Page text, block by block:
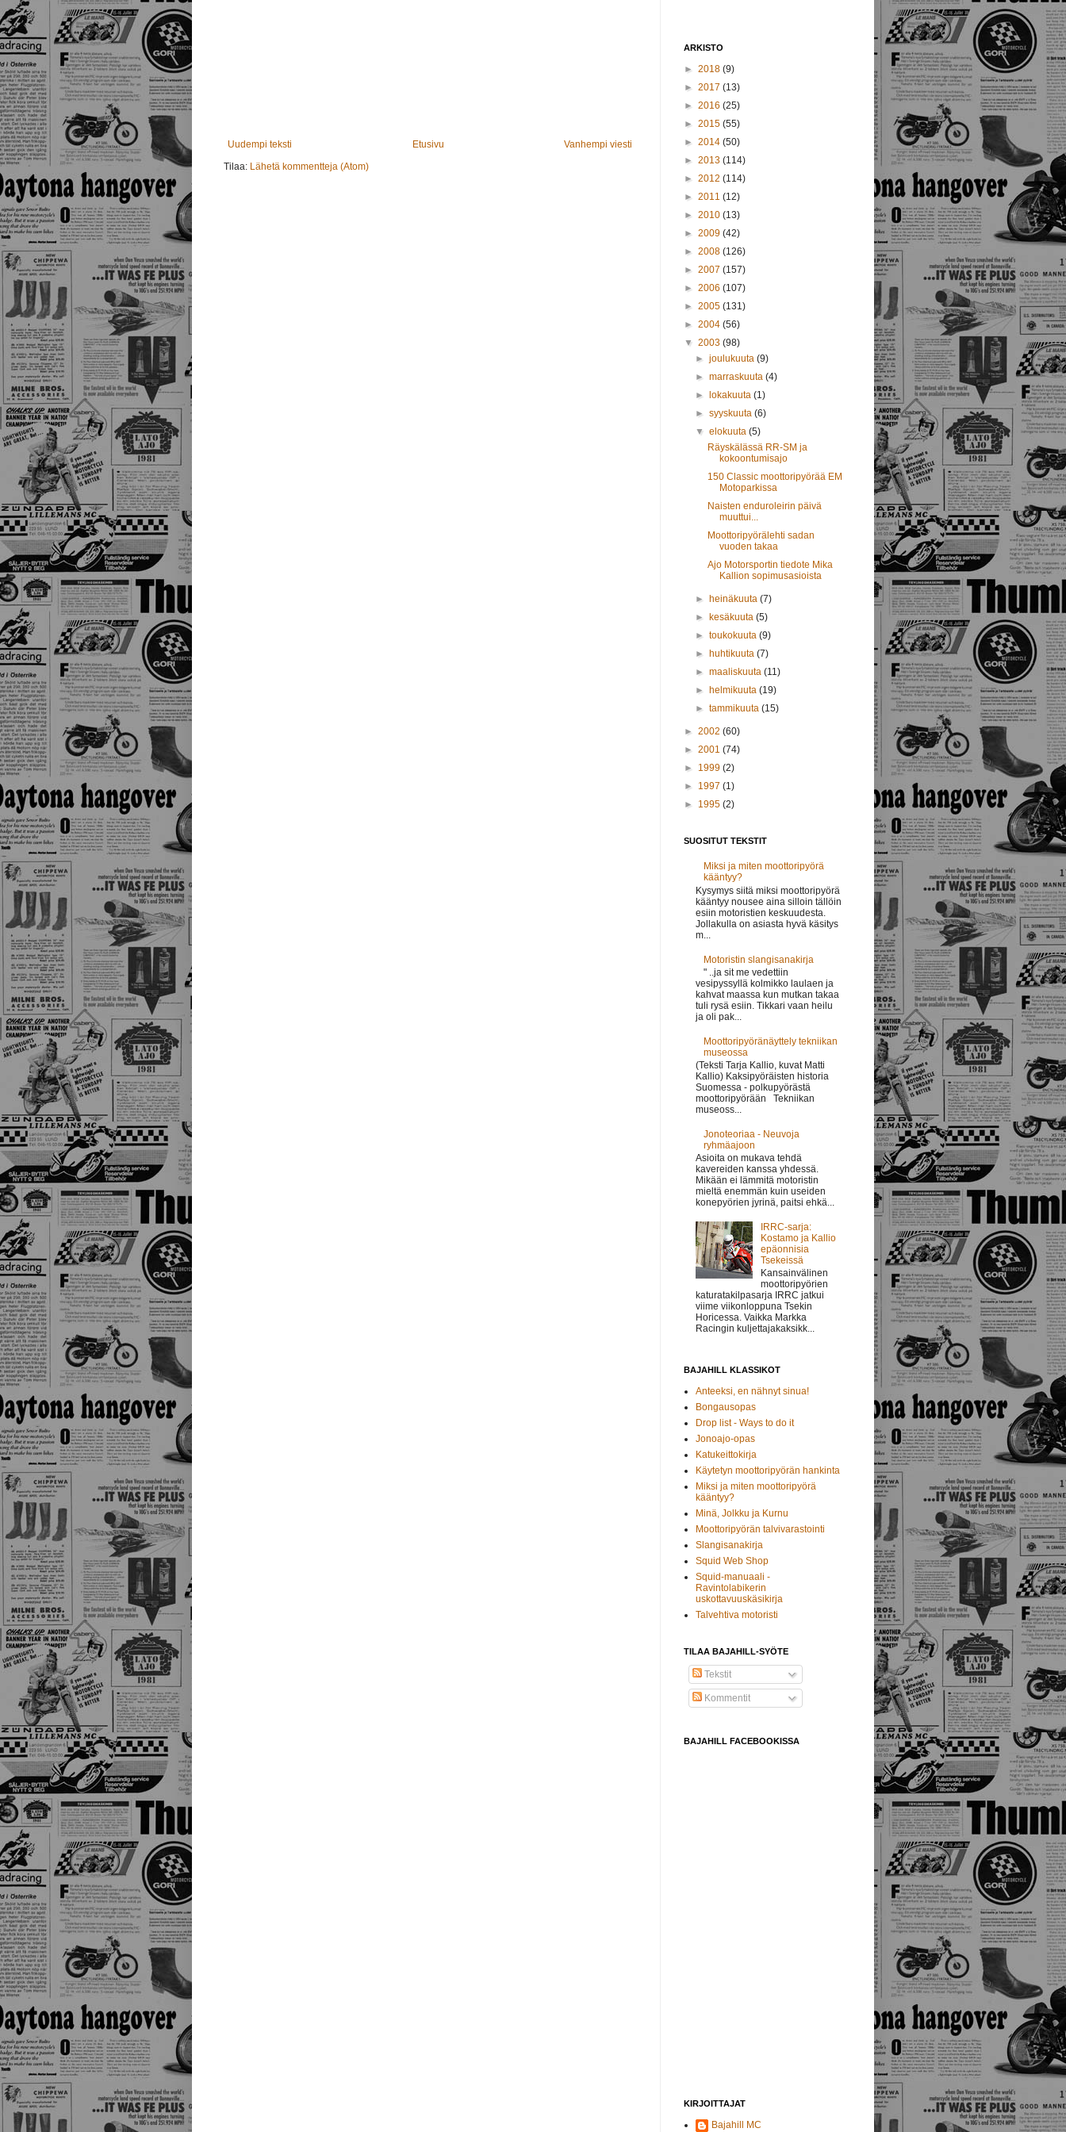
Uudempi teksti Vanhempi viesti
Etusivu
Tilaa: Lähetä kommentteja (Atom)
ARKISTO
► 2018 (9)
► 2017 (13)
► 2016 (25)
► 2015 (55)
► 2014 (50)
► 2013 (114)
► 2012 (114)
► 2011 (12)
► 2010 (13)
► 2009 (42)
► 2008 (126)
► 2007 (157)
► 2006 (107)
► 2005 (131)
► 2004 (56)
▼ 2003 (98)
►joulukuuta(9)
►marraskuuta(4)
►
lokakuuta(1)
►syyskuuta(6)
▼elokuuta(5)
Räyskälässä RR-SM ja
kokoontumisajo
150 Classic moottoripyörää EM
Motoparkissa
Naisten enduroleirin päivä
muuttui...
Moottoripyörälehti sadan
vuoden takaa
Ajo Motorsportin tiedote Mika
Kallion sopimusasioista
► heinäkuuta(7)
► kesäkuuta(5)
►toukokuuta(9)
► huhtikuuta(7)
►maaliskuuta(11)
► helmikuuta(19)
►tammikuuta(15)
► 2002 (60)
► 2001 (74)
► 1999 (2)
► 1997 (1)
► 1995 (2)
SUOSITUT TEKSTIT
Miksi ja miten moottoripyörä
kääntyy?
Kysymys siitä miksi moottoripyörä
kääntyy nousee aina silloin tällöin
esiin motoristien keskuudesta.
Jollakulla on asiasta hyvä käsitys
m...
Motoristin slangisanakirja
" ..ja sit me vedettiin
vesipyssyllä kolmikko laulaen ja
kahvat maassa kun mutkan takaa
tuli rysä esiin. Tikkari vaan heilu
ja oli pak...
Moottoripyöränäyttely tekniikan
museossa
(Teksti Tarja Kallio, kuvat Matti
Kallio) Kaksipyöräisten historia
Suomessa - polkupyörästä
moottoripyörään Tekniikan
museoss...
Jonoteoriaa - Neuvoja
ryhmäajoon
Asioita on mukava tehdä
kavereiden kanssa yhdessä.
Mikään ei lämmitä motoristin
mieltä enemmän kuin useiden
konepyörien jyrinä, paitsi ehkä...
IRRC-sarja:
Kostamo ja Kallio
epäonnisia
Tsekeissä
Kansainvälinen
moottoripyörien
katuratakilpasarja IRRC jatkui
viime viikonloppuna Tsekin
Horicessa. Vaikka Markka
Racingin kuljettajakaksikk...
BAJAHILL KLASSIKOT
Anteeksi, en nähnyt sinua!
Bongausopas
Drop list - Ways to do it
Jonoajo-opas
Katukeittokirja
Käytetyn moottoripyörän hankinta
Miksi ja miten moottoripyörä
kääntyy?
Minä, Jolkku ja Kurnu
Moottoripyörän talvivarastointi
Slangisanakirja
Squid Web Shop
Squid-manuaali -
Ravintolabikerin
uskottavuuskäsikirja
Talvehtiva motoristi
TILAA BAJAHILL-SYÖTE
Tekstit
Kommentit
BAJAHILL FACEBOOKISSA
KIRJOITTAJAT
Bajahill MC